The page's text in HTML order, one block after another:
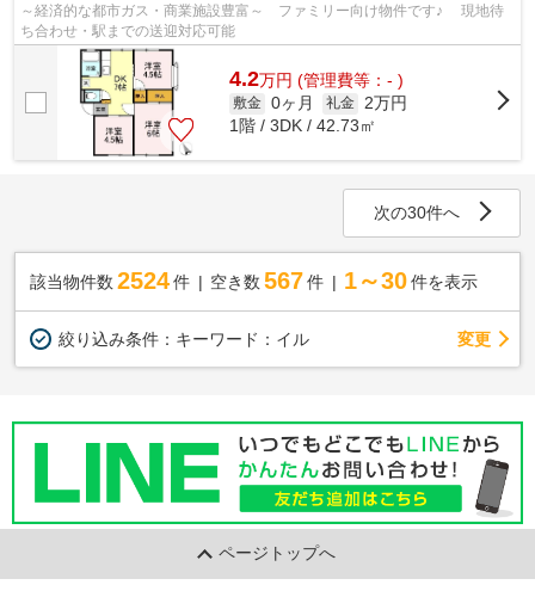
～経済的な都市ガス・商業施設豊富～ ファミリー向け物件です♪ 現地待
ち合わせ・駅までの送迎対応可能
4.2万円 (管理費等：- )
敷金 0ヶ月 礼金 2万円
1階 / 3DK / 42.73㎡
次の30件へ
該当物件数 2524件 空き数 567 件 1～30 件を表示
絞り込み条件： キーワード：イル 変更
ページトップへ